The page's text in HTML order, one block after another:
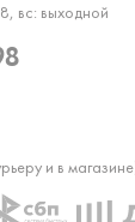
вс: выходной
и в